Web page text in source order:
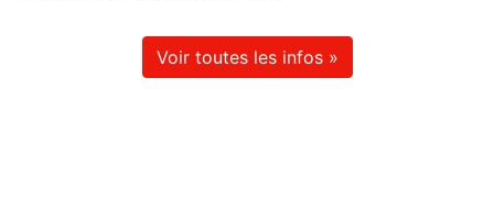
Voir toutes les infos »